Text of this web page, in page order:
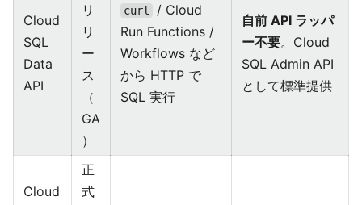
Cloud
SQL
Data
API
リ
リ
ー
ス
（
GA
）
curl
/ Cloud
Run Functions /
Workflows など
から HTTP で
SQL 実行
自前 API ラッパ
ー不要。Cloud
SQL Admin API
として標準提供
Cloud
正
式